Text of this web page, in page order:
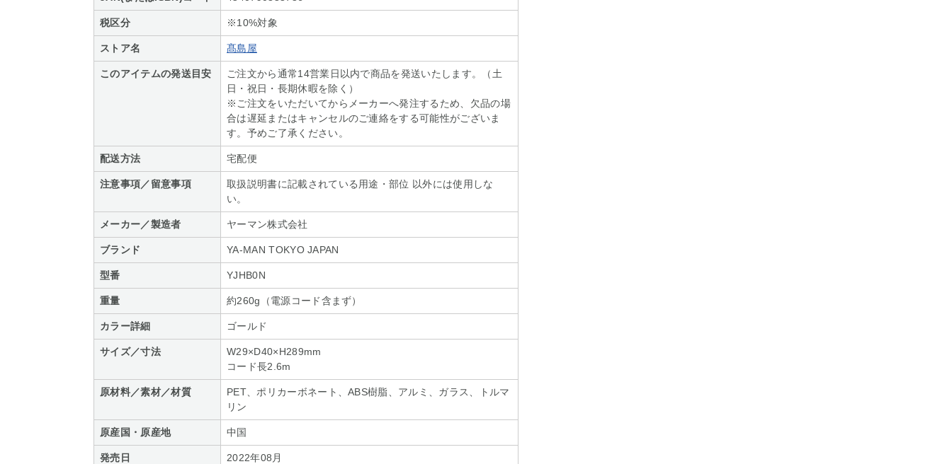
税区分 ※10%対象
ストア名 髙島屋
このアイテムの発送目安
ご注文から通常14営業日以内で商品を発送いたします。（土
日・祝日・長期休暇を除く）
※ご注文をいただいてからメーカーへ発注するため、欠品の場
合は遅延またはキャンセルのご連絡をする可能性がございま
す。予めご了承ください。
配送方法 宅配便
注意事項／留意事項
取扱説明書に記載されている用途・部位 以外には使用しな
い。
メーカー／製造者 ヤーマン株式会社
ブランド YA-MAN TOKYO JAPAN
型番 YJHB0N
重量 約260g（電源コード含まず）
カラー詳細 ゴールド
サイズ／寸法
W29×D40×H289mm
コード長2.6m
原材料／素材／材質
PET、ポリカーボネート、ABS樹脂、アルミ、ガラス、トルマ
リン
原産国・原産地 中国
発売日 2022年08月